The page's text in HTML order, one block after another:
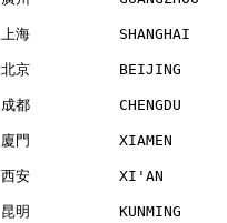
上海          SHANGHAI
北京          BEIJING
成都          CHENGDU
廈門          XIAMEN
西安          XI'AN
昆明          KUNMING